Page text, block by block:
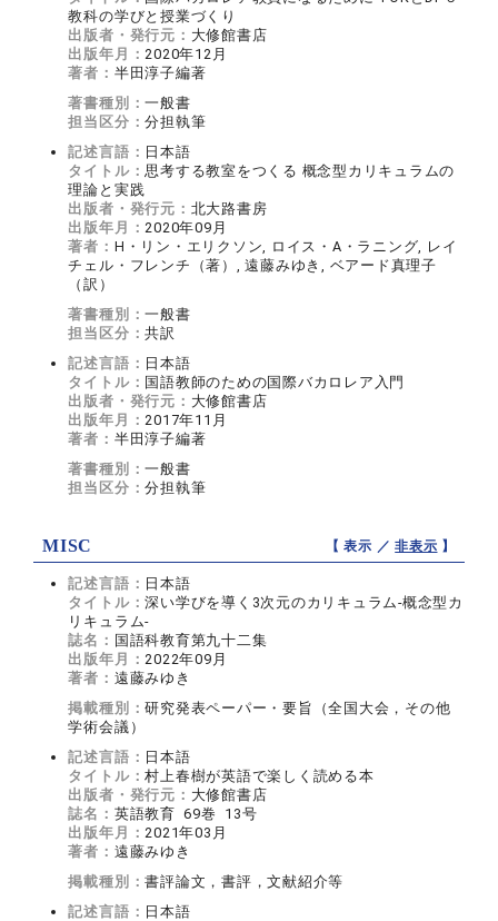
教科の学びと授業づくり
出版者・発行元： 大修館書店
出版年月：2020年12月
著者： 半田淳子編著
著書種別：一般書
担当区分：分担執筆
記述言語： 日本語
タイトル：思考する教室をつくる 概念型カリキュラムの
理論と実践
出版者・発行元： 北大路書房
出版年月：2020年09月
著者： H・リン・エリクソン, ロイス・A・ラニング, レイ
チェル・フレンチ（著）, 遠藤みゆき, ベアード真理子
（訳）
著書種別：一般書
担当区分：共訳
記述言語： 日本語
タイトル： 国語教師のための国際バカロレア入門
出版者・発行元： 大修館書店
出版年月：2017年11月
著者： 半田淳子編著
著書種別：一般書
担当区分：分担執筆
MISC 【 表示 ／非表示 】
記述言語： 日本語
タイトル：深い学びを導く3次元のカリキュラム-概念型カ
リキュラム-
誌名： 国語科教育第九十二集
出版年月：2022年09月
著者： 遠藤みゆき
掲載種別：研究発表ペーパー・要旨（全国大会，その他
学術会議）
記述言語： 日本語
タイトル：村上春樹が英語で楽しく読める本
出版者・発行元： 大修館書店
誌名： 英語教育 69巻 13号
出版年月：2021年03月
著者： 遠藤みゆき
掲載種別：書評論文，書評，文献紹介等
記述言語： 日本語